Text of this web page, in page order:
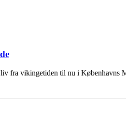
fra vikingetiden til nu i Københavns